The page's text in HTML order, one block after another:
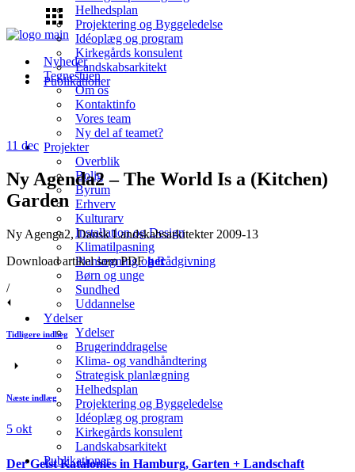
Nyheder
Tegnestuen
Om os
Kontaktinfo
Vores team
Ny del af teamet?
Projekter
Overblik
Bolig
Byrum
Erhverv
Kulturarv
Installation og Design
Klimatilpasning
Planlægning og Rådgivning
Børn og unge
Sundhed
Uddannelse
Ydelser
Ydelser
Brugerinddragelse
Klima- og vandhåndtering
Strategisk planlægning
Helhedsplan
Projektering og Byggeledelse
Idéoplæg og program
Kirkegårds konsulent
Landskabsarkitekt
Publikationer
Helhedsplan
Projektering og Byggeledelse
Idéoplæg og program
Kirkegårds konsulent
Landskabsarkitekt
Publikationer
11 dec
Ny Agenda2 – The World Is a (Kitchen)
Garden
Ny Agenga2, Dansk Landskabsarkitekter 2009-13
Download artikel som PDFher
/
Tidligere indlæg
Næste indlæg
5 okt
Der Geist Katalonies in Hamburg, Garten + Landschaft